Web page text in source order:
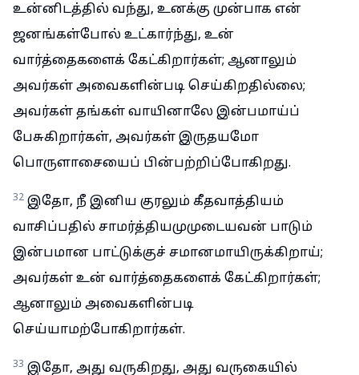
உன்னிடத்தில் வந்து, உனக்கு முன்பாக என்
ஜனங்கள்போல் உட்கார்ந்து, உன்
வார்த்தைகளைக் கேட்கிறார்கள்; ஆனாலும்
அவர்கள் அவைகளின்படி செய்கிறதில்லை;
அவர்கள் தங்கள் வாயினாலே இன்பமாய்ப்
பேசுகிறார்கள், அவர்கள் இருதயமோ
பொருளாசையைப் பின்பற்றிப்போகிறது.
32 இதோ, நீ இனிய குரலும் கீதவாத்தியம்
வாசிப்பதில் சாமர்த்தியமுமுடையவன் பாடும்
இன்பமான பாட்டுக்குச் சமானமாயிருக்கிறாய்;
அவர்கள் உன் வார்த்தைகளைக் கேட்கிறார்கள்;
ஆனாலும் அவைகளின்படி
செய்யாமற்போகிறார்கள்.
33 இதோ, அது வருகிறது, அது வருகையில்